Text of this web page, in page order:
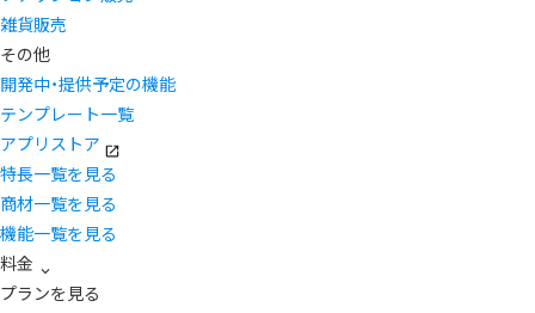
雑貨販売
その他
開発中・提供予定の機能
テンプレート一覧
アプリストア
特長一覧を見る
商材一覧を見る
機能一覧を見る
料金
プランを見る